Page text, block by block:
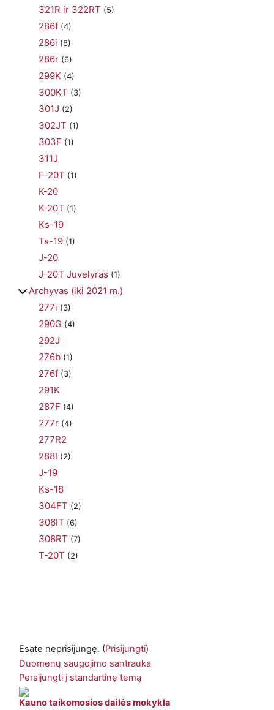
321R ir 322RT (5)
286f (4)
286i (8)
286r (6)
299K (4)
300KT (3)
301J (2)
302JT (1)
303F (1)
311J
F-20T (1)
K-20
K-20T (1)
Ks-19
Ts-19 (1)
J-20
J-20T Juvelyras (1)
Archyvas (iki 2021 m.)
277i (3)
290G (4)
292J
276b (1)
276f (3)
291K
287F (4)
277r (4)
277R2
288I (2)
J-19
Ks-18
304FT (2)
306IT (6)
308RT (7)
T-20T (2)
Esate neprisijungę. (Prisijungti)
Duomenų saugojimo santrauka
Persijungti į standartinę temą
Kauno taikomosios dailės mokykla